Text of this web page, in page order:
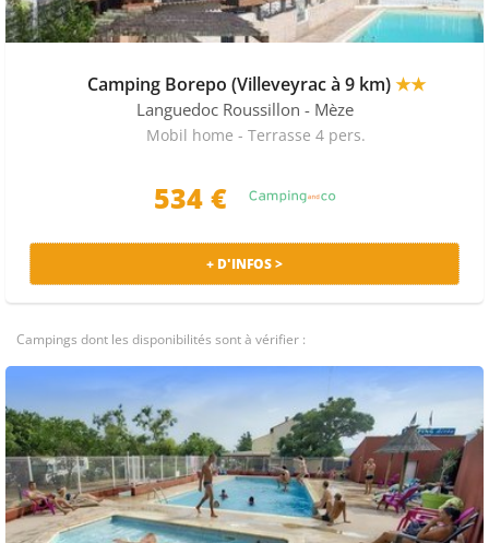
Camping Borepo (Villeveyrac à 9 km)★★
Languedoc Roussillon - Mèze
Mobil home - Terrasse 4 pers.
534 €
+ D'INFOS >
Campings dont les disponibilités sont à vérifier :